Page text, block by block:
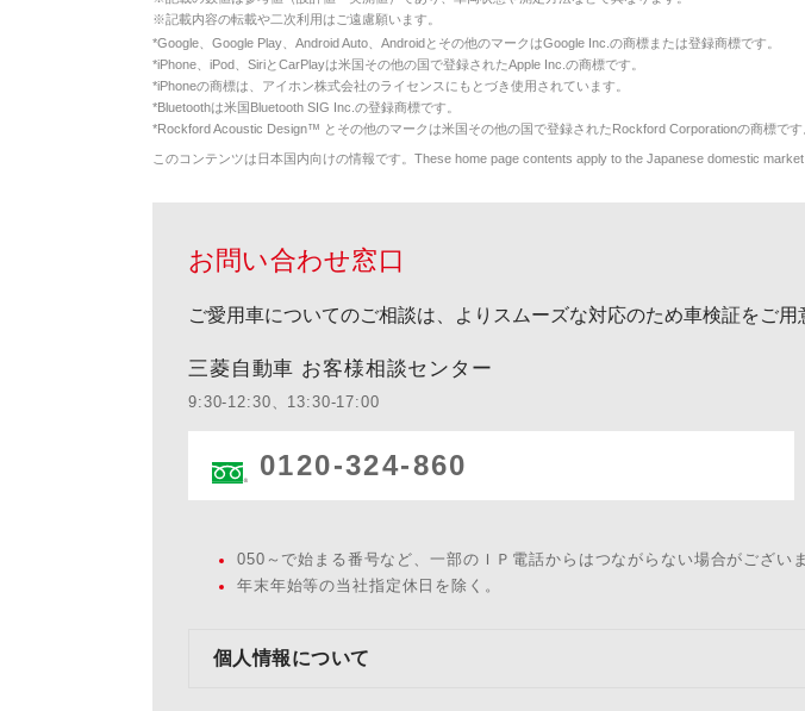
※記載内容の転載や二次利用はご遠慮願います。
*Google、Google Play、Android Auto、Androidとその他のマークはGoogle Inc.の商標または登録商標です。
*iPhone、iPod、SiriとCarPlayは米国その他の国で登録されたApple Inc.の商標です。
*iPhoneの商標は、アイホン株式会社のライセンスにもとづき使用されています。
*Bluetoothは米国Bluetooth SIG Inc.の登録商標です。
*Rockford Acoustic Design™ とその他のマークは米国その他の国で登録されたRockford Corporationの商標です
このコンテンツは日本国内向けの情報です。These home page contents apply to the Japanese domestic market
お問い合わせ窓口
ご愛用車についてのご相談は、よりスムーズな対応のため車検証をご用
三菱自動車 お客様相談センター
9:30-12:30、13:30-17:00
0120-324-860
050～で始まる番号など、一部のＩＰ電話からはつながらない場合がございま
年末年始等の当社指定休日を除く。
個人情報について